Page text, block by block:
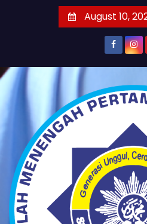
t
August 10,